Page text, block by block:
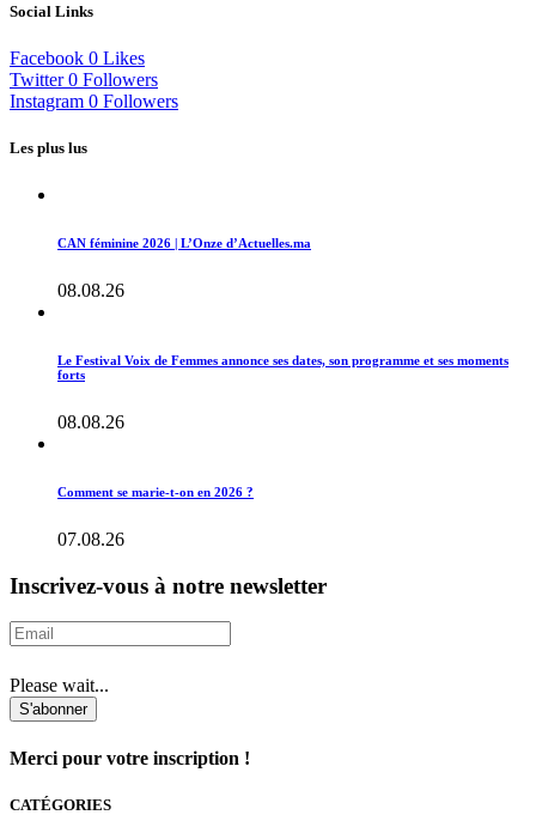
Social Links
Facebook 0 Likes
Twitter 0 Followers
Instagram 0 Followers
Les plus lus
CAN féminine 2026 | L’Onze d’Actuelles.ma
08.08.26
Le Festival Voix de Femmes annonce ses dates, son programme et ses moments
forts
08.08.26
Comment se marie-t-on en 2026 ?
07.08.26
Inscrivez-vous à notre newsletter
Please wait...
S'abonner
Merci pour votre inscription !
CATÉGORIES